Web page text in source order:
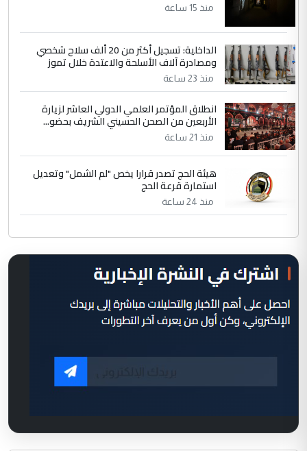
منذ 15 ساعة
الداخلية: تسجيل أكثر من 20 ألف سلاح شخصي
ومصادرة آلاف الأسلحة والاعتدة خلال تموز
منذ 23 ساعة
انطلاق المؤتمر العلمي الدولي العاشر لزيارة
الأربعين من الصحن الحسيني الشريف بحضو...
منذ 21 ساعة
هيئة الحج تصدر قرارا يخص "لم الشمل" وتعديل
استمارة قرعة الحج
منذ 24 ساعة